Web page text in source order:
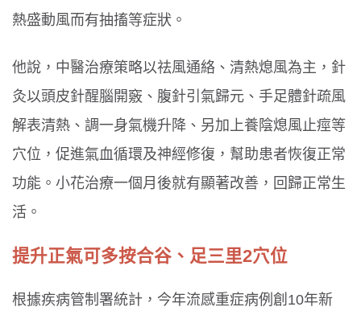
熱盛動風而有抽搐等症狀。
他說，中醫治療策略以祛風通絡、清熱熄風為主，針
灸以頭皮針醒腦開竅、腹針引氣歸元、手足體針疏風
解表清熱、調一身氣機升降、另加上養陰熄風止痙等
穴位，促進氣血循環及神經修復，幫助患者恢復正常
功能。小花治療一個月後就有顯著改善，回歸正常生
活。
提升正氣可多按合谷、足三里2穴位
根據疾病管制署統計，今年流感重症病例創10年新